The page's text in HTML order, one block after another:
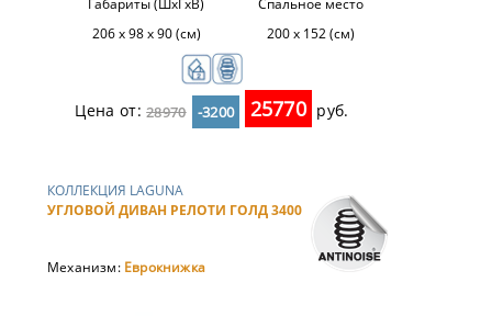
Габариты (ШхГхВ)
206 х 98 х 90 (см)
Спальное место
200 х 152 (см)
Цена от:28970 -3200 25770 руб.
КОЛЛЕКЦИЯ LAGUNA
УГЛОВОЙ ДИВАН РЕЛОТИ ГОЛД 3400
Механизм: Еврокнижка